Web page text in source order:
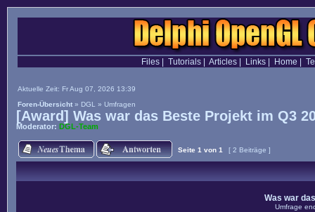
Files| Tutorials| Articles| Links| Home
Aktuelle Zeit: Fr Aug 07, 2026 13:39
Foren-Übersicht » DGL » Umfragen
[Award] Was war das Beste Projekt im Q3
Moderator: DGL-Team
Seite 1 von 1 [ 2 Beiträge ]
Was war
Umfrage